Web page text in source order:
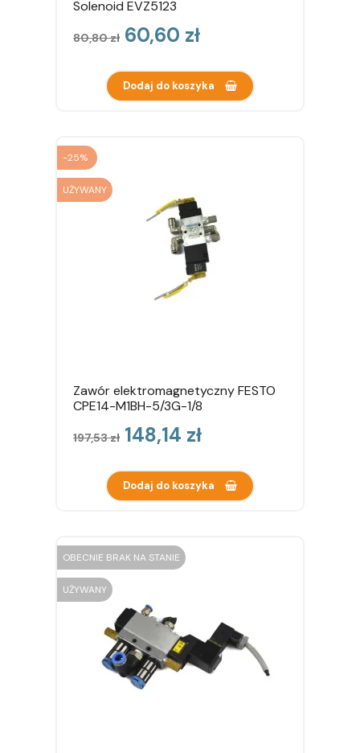
Solenoid EVZ5123
Cena
podstawowa
80,80 zł Cena
60,60 zł
Dodaj do koszyka
-25%
UŻYWANY
Zawór elektromagnetyczny FESTO
CPE14-M1BH-5/3G-1/8
Cena
podstawowa
197,53 zł Cena
148,14 zł
Dodaj do koszyka
OBECNIE BRAK NA STANIE
UŻYWANY